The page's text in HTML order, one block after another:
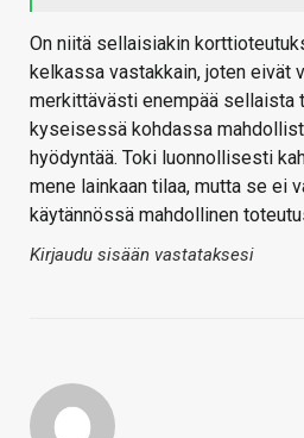
On niitä sellaisiakin
kelkassa vastakkain, joten eivät
merkittävästi enempää sellaista
kyseisessä kohdassa
hyödyntää. Toki luonnollisesti
mene lainkaan tilaa, mutta se ei
käytännössä mahdollinen
Kirjaudu sisään vastataksesi